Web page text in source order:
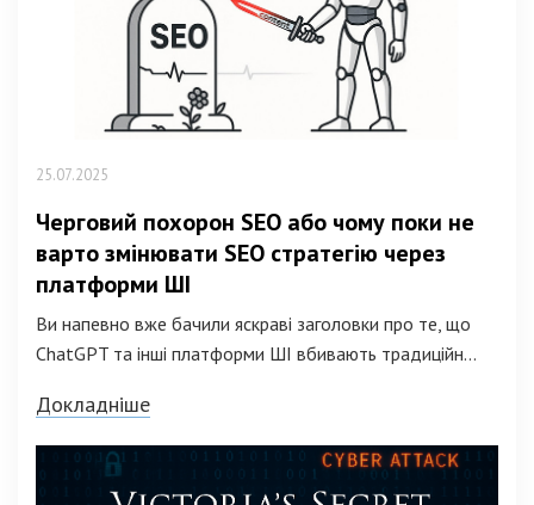
25.07.2025
Черговий похорон SEO або чому поки не
варто змінювати SEO стратегію через
платформи ШІ
Ви напевно вже бачили яскраві заголовки про те, що
ChatGPT та інші платформи ШІ вбивають традиційн...
Докладніше